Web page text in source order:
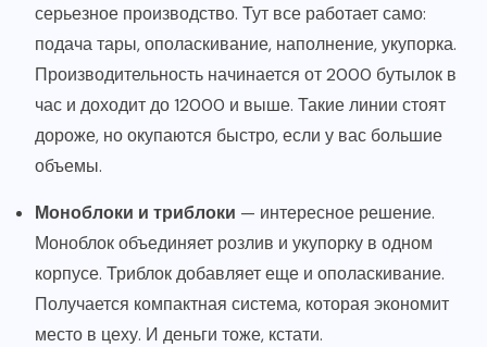
серьезное производство. Тут все работает само:
подача тары, ополаскивание, наполнение, укупорка.
Производительность начинается от 2000 бутылок в
час и доходит до 12000 и выше. Такие линии стоят
дороже, но окупаются быстро, если у вас большие
объемы.
Моноблоки и триблоки — интересное решение.
Моноблок объединяет розлив и укупорку в одном
корпусе. Триблок добавляет еще и ополаскивание.
Получается компактная система, которая экономит
место в цеху. И деньги тоже, кстати.